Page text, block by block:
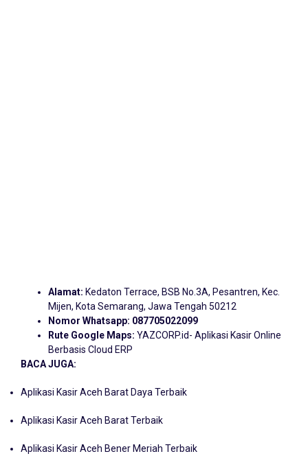
Alamat: Kedaton Terrace, BSB No.3A, Pesantren, Kec.
Mijen, Kota Semarang, Jawa Tengah 50212
Nomor Whatsapp: 087705022099
Rute Google Maps: YAZCORP.id- Aplikasi Kasir Online
Berbasis Cloud ERP
BACA JUGA:
Aplikasi Kasir Aceh Barat Daya Terbaik
Aplikasi Kasir Aceh Barat Terbaik
Aplikasi Kasir Aceh Bener Meriah Terbaik